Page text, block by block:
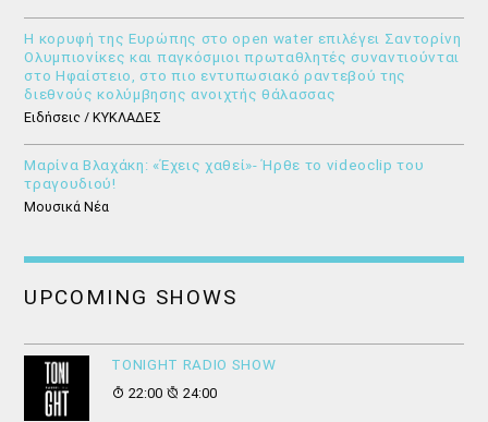
Η κορυφή της Ευρώπης στο open water επιλέγει Σαντορίνη
Ολυμπιονίκες και παγκόσμιοι πρωταθλητές συναντιούνται
στο Ηφαίστειο, στο πιο εντυπωσιακό ραντεβού της
διεθνούς κολύμβησης ανοιχτής θάλασσας
Ειδήσεις / ΚΥΚΛΑΔΕΣ
Μαρίνα Βλαχάκη: «Έχεις χαθεί»- Ήρθε το videoclip του
τραγουδιού!
Μουσικά Νέα
UPCOMING SHOWS
ΤONIGHT RADIO SHOW
22:00
24:00